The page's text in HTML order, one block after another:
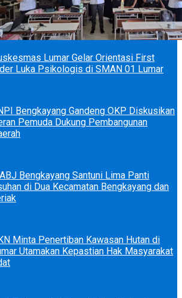
Lumar Gelar Orientasi First
Luka Psikologis di SMAN 01 Lumar
Bengkayang Gandeng OKP Diskusikan
Pemuda Dukung Pembangunan
Bengkayang Santuni Lima Panti
di Dua Kecamatan Bengkayang dan
Minta Penertiban Kawasan Hutan di
Utamakan Kepastian Hak Masyarakat